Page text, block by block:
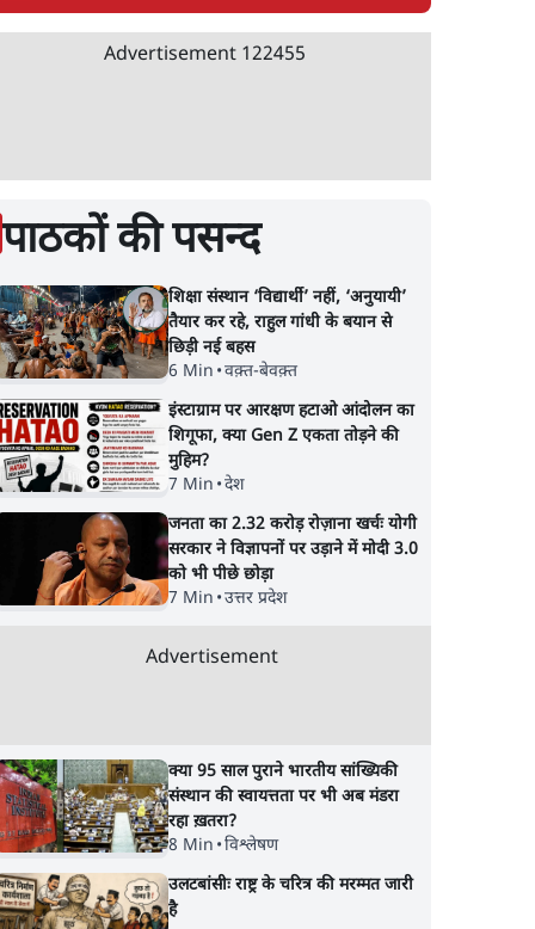
ममता का बीजेपी को वीडियो
संदेश- 'मुझे चुप कराना है तो
तुम लोगों को मुझे मारना
होगा'
टीएमसी के दलबदलू
उम्मीदवार
Advertisement 122455
पाठकों की पसन्द
शिक्षा संस्थान ‘विद्यार्थी’ नहीं, ‘अनुयायी’
तैयार कर रहे, राहुल गांधी के बयान से
छिड़ी नई बहस
6 Min •वक़्त-बेवक़्त
इंस्टाग्राम पर आरक्षण हटाओ आंदोलन का
शिगूफा, क्या Gen Z एकता तोड़ने की
मुहिम?
7 Min •देश
जनता का 2.32 करोड़ रोज़ाना खर्चः योगी
सरकार ने विज्ञापनों पर उड़ाने में मोदी 3.0
को भी पीछे छोड़ा
7 Min •उत्तर प्रदेश
Advertisement
क्या 95 साल पुराने भारतीय सांख्यिकी
संस्थान की स्वायत्तता पर भी अब मंडरा
रहा ख़तरा?
8 Min •विश्लेषण
उलटबांसीः राष्ट्र के चरित्र की मरम्मत जारी
है